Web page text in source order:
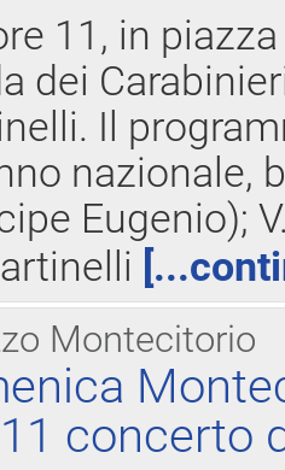
11, in
dei
Il
nazionale,
Eugenio);
Montecitorio
concerto